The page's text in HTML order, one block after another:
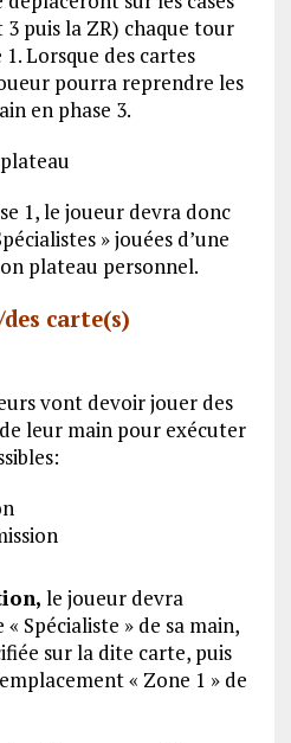
puis la ZR) chaque tour
Lorsque des cartes
pourra reprendre les
en phase 3.
1, le joueur devra donc
» jouées d’une
plateau personnel.
carte(s)
vont devoir jouer des
leur main pour exécuter
le joueur devra
Spécialiste » de sa main,
sur la dite carte, puis
« Zone 1 » de